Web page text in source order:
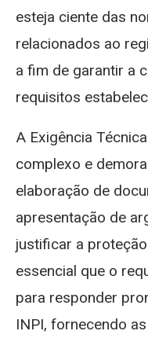
esteja ciente das
relacionados ao
a fim de garantir a
requisitos
A Exigência
complexo e
elaboração de
apresentação de
justificar a
essencial que o
para responder
INPI, fornecendo